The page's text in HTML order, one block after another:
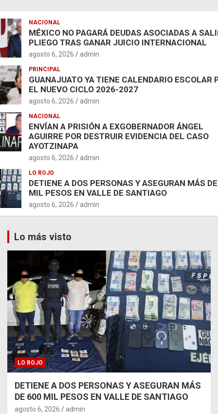
NACIONAL
MÉXICO NO PAGARÁ DEUDAS ASOCIADAS A
PLIEGO TRAS GANAR JUICIO INTERNACIONAL
agosto 6, 2026 admin
PRINCIPAL
GUANAJUATO YA TIENE CALENDARIO ESCOLAR
EL NUEVO CICLO 2026-2027
agosto 6, 2026 admin
NACIONAL
ENVÍAN A PRISIÓN A EXGOBERNADOR ÁNGEL
AGUIRRE POR DESTRUIR EVIDENCIA DEL CASO
AYOTZINAPA
agosto 6, 2026 admin
LO ROJO
DETIENE A DOS PERSONAS Y ASEGURAN MÁS
MIL PESOS EN VALLE DE SANTIAGO
agosto 6, 2026 admin
Lo más visto
LO ROJO
DETIENE A DOS PERSONAS Y ASEGURAN MÁS
DE 600 MIL PESOS EN VALLE DE SANTIAGO
agosto 6, 2026 admin